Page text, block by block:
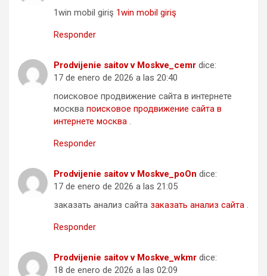
1win mobil giriş 1win mobil giriş
Responder
Prodvijenie saitov v Moskve_cemr dice:
17 de enero de 2026 a las 20:40
поисковое продвижение сайта в интернете
москва поисковое продвижение сайта в
интернете москва .
Responder
Prodvijenie saitov v Moskve_poOn dice:
17 de enero de 2026 a las 21:05
заказать анализ сайта заказать анализ сайта .
Responder
Prodvijenie saitov v Moskve_wkmr dice:
18 de enero de 2026 a las 02:09